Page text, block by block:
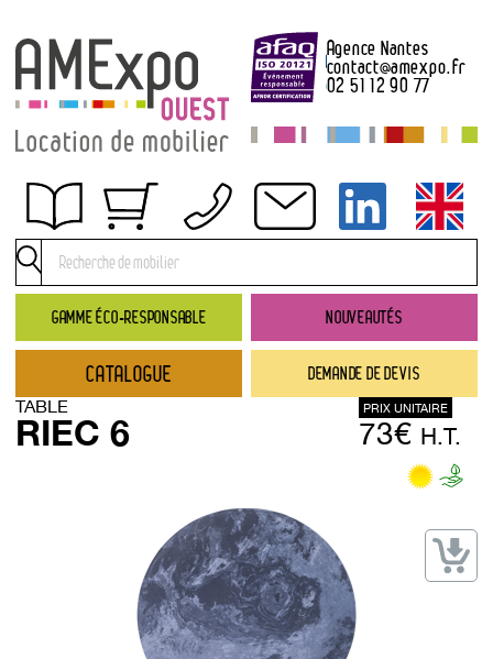
GAMME ÉCO-RESPONSABLE NOUVEAUTÉS
DEMANDE DE DEVIS
Agence Nantes
contact@amexpo.fr
02 51 12 90 77
Obtenir un devis
Conditions générales de location
Conditions de règlement
Contact
Catalogue
→ Nouveautés
→ Gamme éco-responsable
→ Noms / Références
→ Ensembles
Modélisation 2D/3D
CATALOGUE
TABLE
RIEC 6
PRIX UNITAIRE
73€ H.T.